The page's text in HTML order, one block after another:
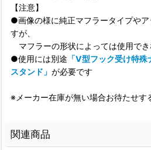
【注意】
●画像の様に純正マフラータイプや
すが、
マフラーの形状によっては使用でき
●使用には別途 「V型フック受け特殊
スタンド」 が必要です
※メーカー在庫が無い場合お待たせす
関連商品